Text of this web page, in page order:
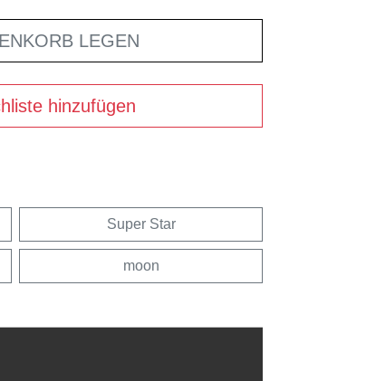
LEGEN
hinzufügen
Super Star
moon